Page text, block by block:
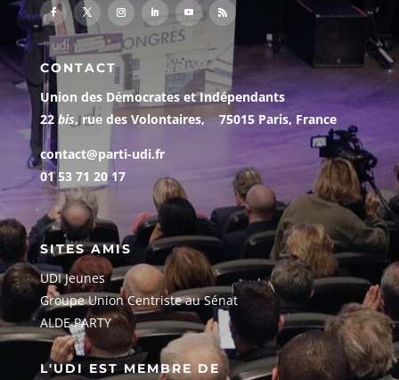
CONTACT
Union des Démocrates et Indépendants
22 bis, rue des Volontaires, 75015 Paris, France
contact@parti-udi.fr
01 53 71 20 17
SITES AMIS
UDI Jeunes
Groupe Union Centriste au Sénat
ALDE PARTY
L'UDI EST MEMBRE DE